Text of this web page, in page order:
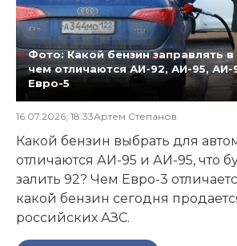
Фото: Какой бензин заправлять
чем отличаются АИ-92, АИ-95, АИ-
Евро-5
16.07.2026, 18:33Артем Степанов
Какой бензин выбрать для
отличаются АИ-95 и АИ-95, что
залить 92? Чем Евро-3
какой бензин сегодня
российских АЗС.